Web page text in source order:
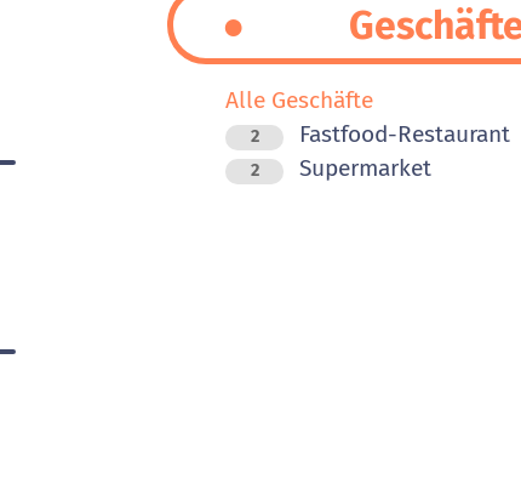
Alle Geschäfte
2 Fastfood-Restaurant
2 Supermarket